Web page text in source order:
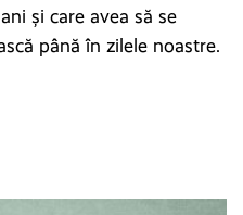
și care avea să se
până în zilele noastre.